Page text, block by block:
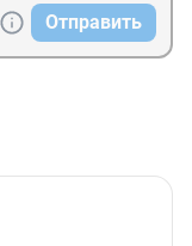
Отправить